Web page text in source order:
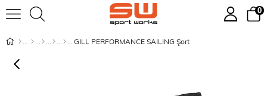
0
GILL PERFORMANCE SAILING Şort